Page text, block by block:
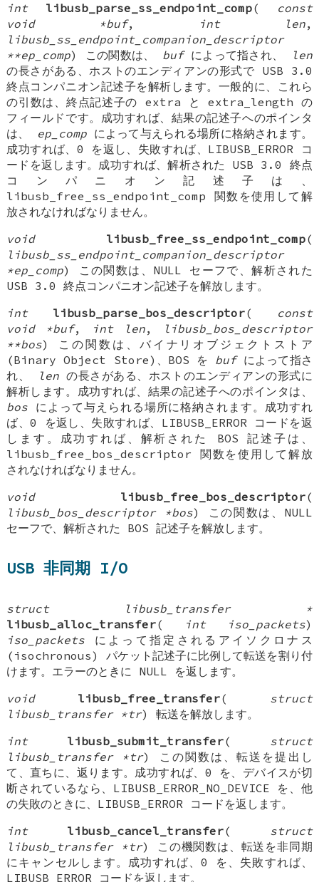
int
libusb_parse_ss_endpoint_comp(
const
void *buf, int len,
libusb_ss_endpoint_companion_descriptor
**ep_comp) この関数は、 bufによって指され、
len
の長さがある、ホストのエンディアンの形式で USB 3.0
終点コンパニオン記述子を解析します。一般的に、これら
の引数は、終点記述子の extra と extra_length の
フィールドです。成功すれば、結果の記述子へのポインタ
は、
ep_compによって与えられる場所に格納されます。
成功すれば、0 を返し、失敗すれば、LIBUSB_ERROR コ
ードを返します。成功すれば、解析された USB 3.0 終点
コンパニオン記述子は、
libusb_free_ss_endpoint_comp 関数を使用して解
放されなければなりません。
void
libusb_free_ss_endpoint_comp(
libusb_ss_endpoint_companion_descriptor
*ep_comp) この関数は、NULL セーフで、解析された
USB 3.0 終点コンパニオン記述子を解放します。
int
libusb_parse_bos_descriptor(
const
void *buf, int len,
libusb_bos_descriptor
**bos) この関数は、バイナリオブジェクトストア
(Binary Object Store)、BOS を bufによって指さ
れ、
lenの長さがある、ホストのエンディアンの形式に
解析します。成功すれば、結果の記述子へのポインタは、
bos によって与えられる場所に格納されます。成功すれ
ば、0 を返し、失敗すれば、LIBUSB_ERROR コードを返
します。成功すれば、解析された BOS 記述子は、
libusb_free_bos_descriptor 関数を使用して解放
されなければなりません。
void
libusb_free_bos_descriptor(
libusb_bos_descriptor *bos) この関数は、NULL
セーフで、解析された BOS 記述子を解放します。
USB 非同期 I/O
struct libusb_transfer *
libusb_alloc_transfer( int iso_packets)
iso_packets によって指定されるアイソクロナス
(isochronous) パケット記述子に比例して転送を割り付
けます。エラーのときに NULL を返します。
void
libusb_free_transfer( struct
libusb_transfer *tr) 転送を解放します。
int
libusb_submit_transfer( struct
libusb_transfer *tr) この関数は、転送を提出し
て、直ちに、返ります。成功すれば、0 を、デバイスが切
断されているなら、LIBUSB_ERROR_NO_DEVICE を、他
の失敗のときに、LIBUSB_ERROR コードを返します。
int
libusb_cancel_transfer( struct
libusb_transfer *tr) この機関数は、転送を非同期
にキャンセルします。成功すれば、0 を、失敗すれば、
LIBUSB_ERROR コードを返します。